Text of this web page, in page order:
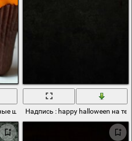
шляпами на halloween
Надпись : happy halloween на